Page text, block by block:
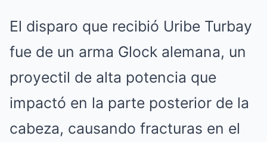
El disparo que recibió Uribe Turbay
fue de un arma Glock alemana, un
proyectil de alta potencia que
impactó en la parte posterior de la
cabeza, causando fracturas en el